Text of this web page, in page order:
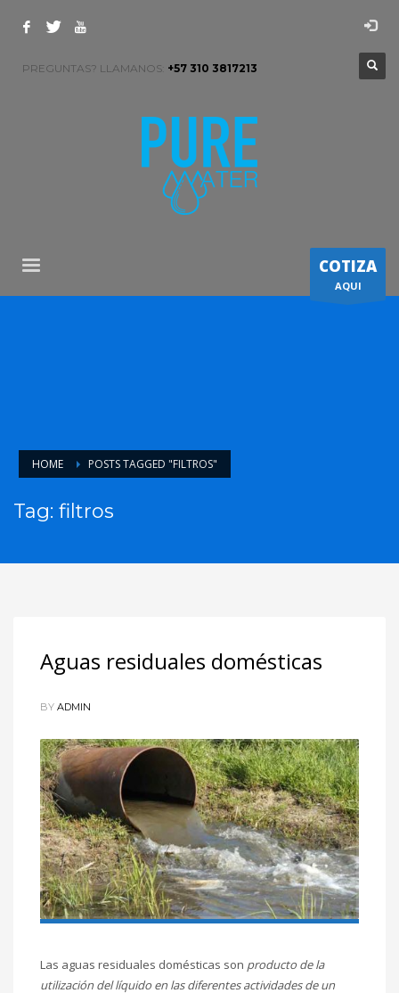
PREGUNTAS? LLAMANOS: +57 310 3817213
COTIZA
AQUI
HOME POSTS TAGGED "FILTROS"
Tag: filtros
Aguas residuales domésticas
BY ADMIN
Las aguas residuales domésticas son producto de la
utilización del líquido en las diferentes actividades de un